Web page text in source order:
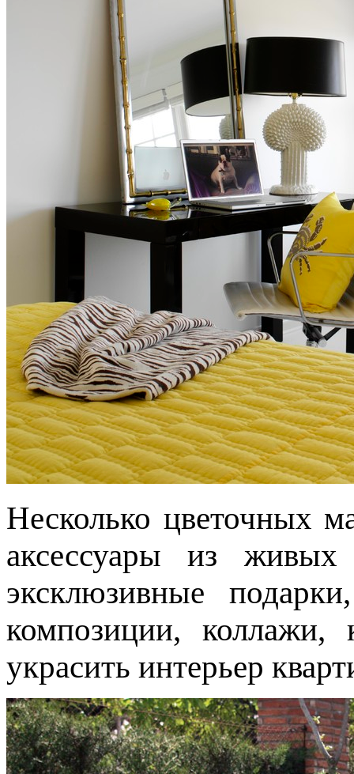
Несколько цветочных
аксессуары из
эксклюзивные
композиции, коллажи,
украсить интерьер